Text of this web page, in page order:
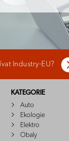
Industry-EU?
KATEGORIE
Auto
Ekologie
Elektro
Obaly